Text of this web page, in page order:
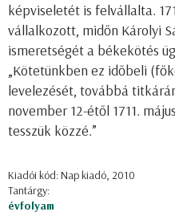
képviseletét is felvállalta.
vállalkozott, midőn Károlyi
ismeretségét a békekötés
„Kötetünkben ez időbeli
levelezését, továbbá
november 12-étől 1711.
tesszük közzé.”
Kiadói kód: Nap kiadó, 2010
Tantárgy:
évfolyam